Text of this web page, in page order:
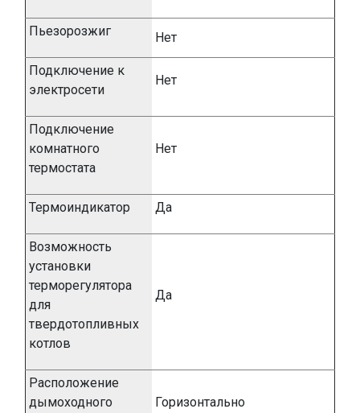
Пьезорозжиг Нет
Подключение к
электросети
Нет
Подключение
комнатного
термостата
Нет
Термоиндикатор Да
Возможность
установки
терморегулятора
для
твердотопливных
котлов
Да
Расположение
дымоходного
Горизонтально